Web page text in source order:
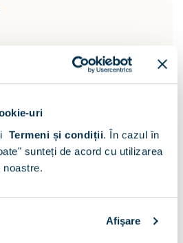
uri
Termeni și condiții. În cazul în
sunteți de acord cu utilizarea
noastre.
Afişare